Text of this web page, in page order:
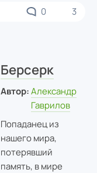
0 3
Берсерк
Автор: Александр
Гаврилов
Попаданец из
нашего мира,
потерявший
память, в мире